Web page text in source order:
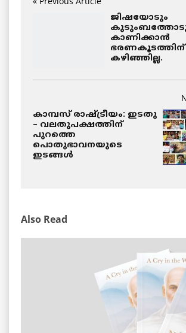
ജിഷയോടും
കുടുംബത്തോടും
കാണിക്കാന്‍
ഭരണകൂടത്തിന്
കഴിഞ്ഞില്ല.
കാമ്പസ് രാഷ്ട്രീയം: ഇടതു
– വലതുപക്ഷത്തിന്
പുറത്തെ
പൊതുഭാവനയുടെ
ഇടങ്ങള്‍
Also Read